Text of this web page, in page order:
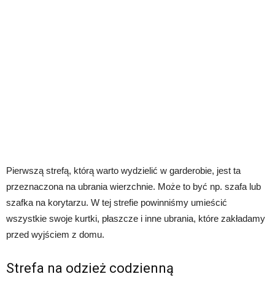
Pierwszą strefą, którą warto wydzielić w garderobie, jest ta
przeznaczona na ubrania wierzchnie. Może to być np. szafa lub
szafka na korytarzu. W tej strefie powinniśmy umieścić
wszystkie swoje kurtki, płaszcze i inne ubrania, które zakładamy
przed wyjściem z domu.
Strefa na odzież codzienną